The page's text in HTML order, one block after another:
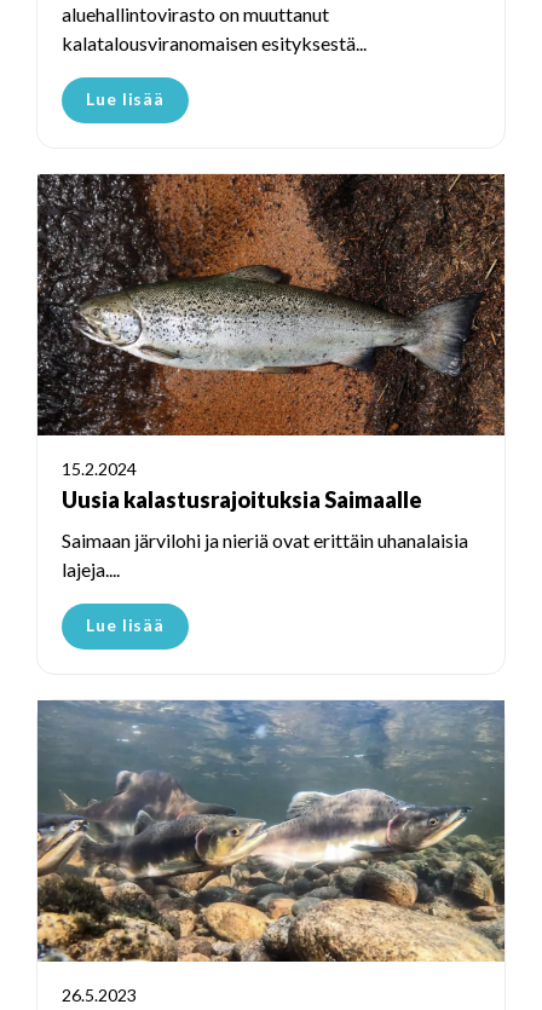
aluehallintovirasto on muuttanut
kalatalousviranomaisen esityksestä...
Lue lisää
15.2.2024
Uusia kalastusrajoituksia Saimaalle
Saimaan järvilohi ja nieriä ovat erittäin uhanalaisia
lajeja....
Lue lisää
26.5.2023